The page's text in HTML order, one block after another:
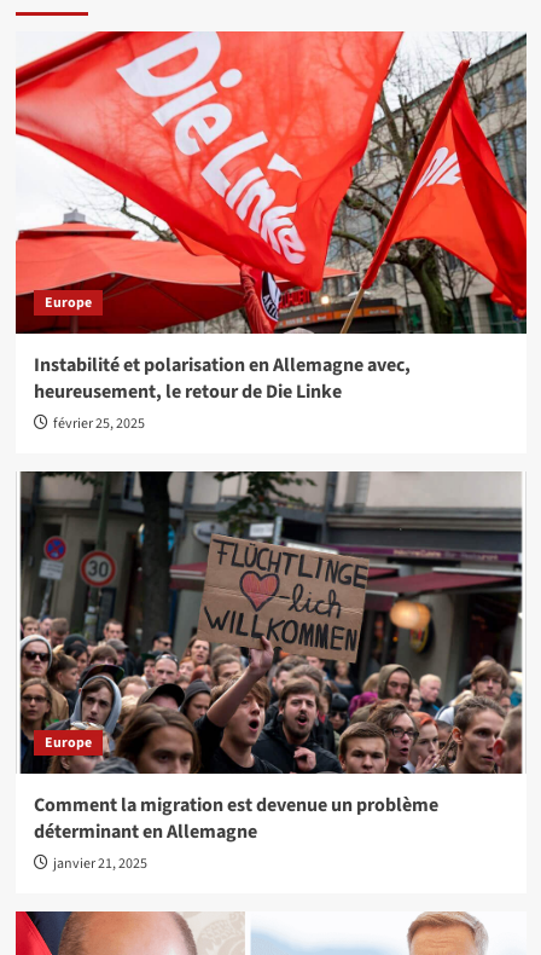
Europe
Instabilité et polarisation en Allemagne avec,
heureusement, le retour de Die Linke
février 25, 2025
Europe
Comment la migration est devenue un problème
déterminant en Allemagne
janvier 21, 2025